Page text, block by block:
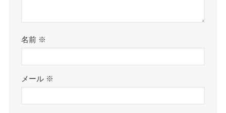
名前 ※
メール ※